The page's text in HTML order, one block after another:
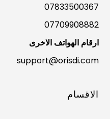
07833500367
07709908882
ارقام الهواتف الاخرى
support@orisdi.com
الاقسام